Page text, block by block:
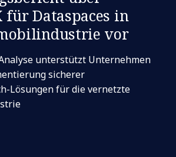
für Dataspaces in
vor
unterstützt Unternehmen
sicherer
Lösungen für die vernetzte